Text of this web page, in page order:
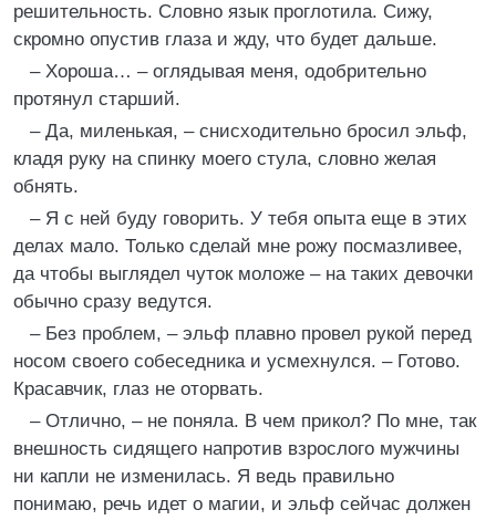
решительность. Словно язык проглотила. Сижу,
скромно опустив глаза и жду, что будет дальше.
– Хороша… – оглядывая меня, одобрительно
протянул старший.
– Да, миленькая, – снисходительно бросил эльф,
кладя руку на спинку моего стула, словно желая
обнять.
– Я с ней буду говорить. У тебя опыта еще в этих
делах мало. Только сделай мне рожу посмазливее,
да чтобы выглядел чуток моложе – на таких девочки
обычно сразу ведутся.
– Без проблем, – эльф плавно провел рукой перед
носом своего собеседника и усмехнулся. – Готово.
Красавчик, глаз не оторвать.
– Отлично, – не поняла. В чем прикол? По мне, так
внешность сидящего напротив взрослого мужчины
ни капли не изменилась. Я ведь правильно
понимаю, речь идет о магии, и эльф сейчас должен